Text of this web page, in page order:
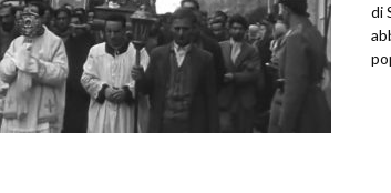
di